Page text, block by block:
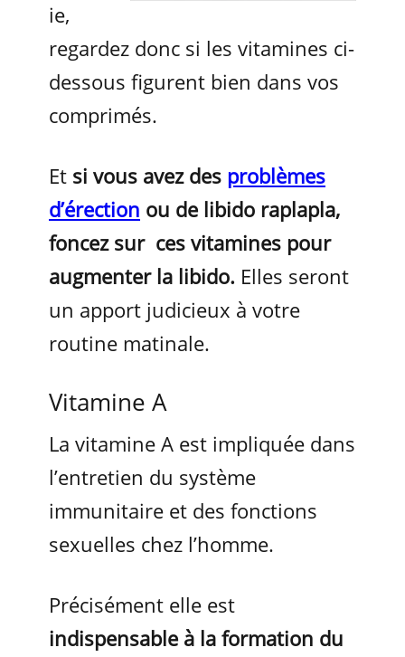
ie,
regardez donc si les vitamines ci-
dessous figurent bien dans vos
comprimés.
Et si vous avez des problèmes
d’érection ou de libido raplapla,
foncez sur ces vitamines pour
augmenter la libido. Elles seront
un apport judicieux à votre
routine matinale.
Vitamine A
La vitamine A est impliquée dans
l’entretien du système
immunitaire et des fonctions
sexuelles chez l’homme.
Précisément elle est
indispensable à la formation du